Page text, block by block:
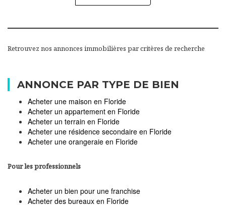
Retrouvez nos annonces immobilières par critères de recherche
ANNONCE PAR TYPE DE BIEN
Acheter une maison en Floride
Acheter un appartement en Floride
Acheter un terrain en Floride
Acheter une résidence secondaire en Floride
Acheter une orangeraie en Floride
Pour les professionnels
Acheter un bien pour une franchise
Acheter des bureaux en Floride